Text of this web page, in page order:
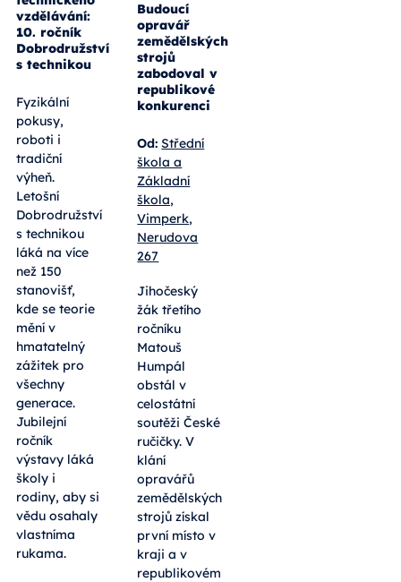
02. 06. 2026
Budoucnost
technického
vzdělávání:
10. ročník
Dobrodružství
s technikou
Fyzikální
pokusy,
roboti i
tradiční
výheň.
Letošní
Dobrodružství
s technikou
láká na více
než 150
stanovišť,
kde se teorie
mění v
hmatatelný
zážitek pro
všechny
generace.
Jubilejní
ročník
výstavy láká
Budoucí
opravář
zemědělských
strojů
zabodoval v
republikové
konkurenci
Od: Střední
škola a
Základní
škola,
Vimperk,
Nerudova
267
Jihočeský
žák třetího
ročníku
Matouš
Humpál
obstál v
celostátní
soutěži České
ručičky. V
klání
opravářů
zemědělských
strojů získal
první místo v
kraji a v
republikovém